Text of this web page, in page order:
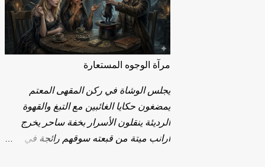
مرآة الوجوه المستعارة
يجلس الوشاة في ركن المقهى المعتم
يمضغون حكايا الغائبين مع التبغ والقهوة
الرديئة ينقلون الأسرار بخفة ساحر يخرج
أرانب ميتة من قبعته سوقهم رائجة في